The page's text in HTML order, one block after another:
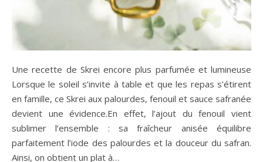
Une recette de Skrei encore plus parfumée et lumineuse
Lorsque le soleil s’invite à table et que les repas s’étirent
en famille, ce Skrei aux palourdes, fenouil et sauce safranée
devient une évidence.En effet, l’ajout du fenouil vient
sublimer l’ensemble : sa fraîcheur anisée équilibre
parfaitement l’iode des palourdes et la douceur du safran.
Ainsi, on obtient un plat à…